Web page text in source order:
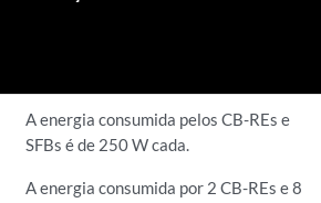
A energia consumida pelos CB-REs e
SFBs é de 250 W cada.
A energia consumida por 2 CB-REs e 8